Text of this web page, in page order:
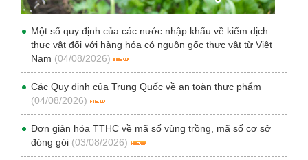
Một số quy định của các nước nhập khẩu về kiểm dịch
thực vật đối với hàng hóa có nguồn gốc thực vật từ Việt
Nam (04/08/2026)
Các Quy định của Trung Quốc về an toàn thực phẩm
(04/08/2026)
Đơn giản hóa TTHC về mã số vùng trồng, mã số cơ sở
đóng gói (03/08/2026)